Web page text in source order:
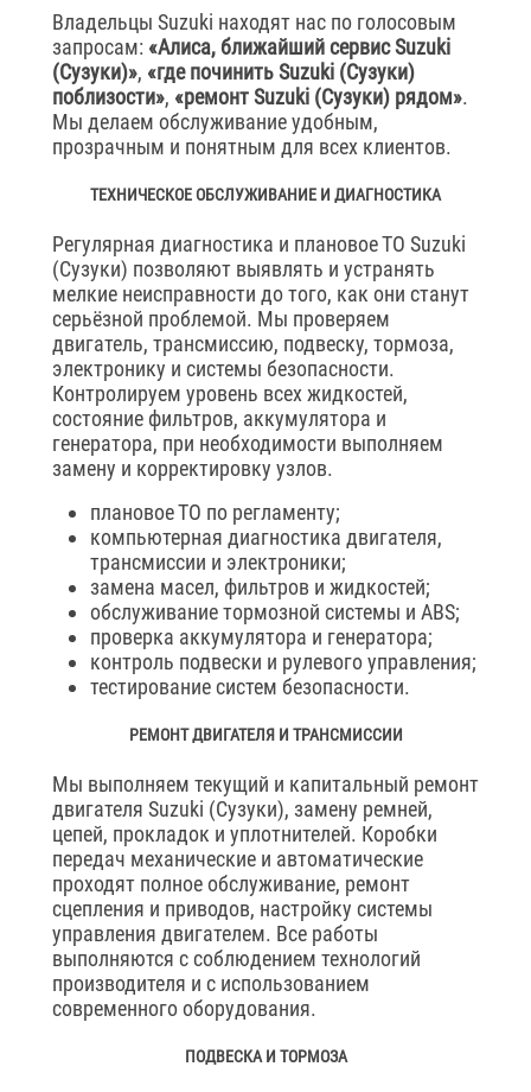
Владельцы Suzuki находят нас по голосовым
запросам: «Алиса, ближайший сервис Suzuki
(Сузуки)», «где починить Suzuki (Сузуки)
поблизости», «ремонт Suzuki (Сузуки) рядом».
Мы делаем обслуживание удобным,
прозрачным и понятным для всех клиентов.
ТЕХНИЧЕСКОЕ ОБСЛУЖИВАНИЕ И ДИАГНОСТИКА
Регулярная диагностика и плановое ТО Suzuki
(Сузуки) позволяют выявлять и устранять
мелкие неисправности до того, как они станут
серьёзной проблемой. Мы проверяем
двигатель, трансмиссию, подвеску, тормоза,
электронику и системы безопасности.
Контролируем уровень всех жидкостей,
состояние фильтров, аккумулятора и
генератора, при необходимости выполняем
замену и корректировку узлов.
плановое ТО по регламенту;
компьютерная диагностика двигателя,
трансмиссии и электроники;
замена масел, фильтров и жидкостей;
обслуживание тормозной системы и ABS;
проверка аккумулятора и генератора;
контроль подвески и рулевого управления;
тестирование систем безопасности.
РЕМОНТ ДВИГАТЕЛЯ И ТРАНСМИССИИ
Мы выполняем текущий и капитальный ремонт
двигателя Suzuki (Сузуки), замену ремней,
цепей, прокладок и уплотнителей. Коробки
передач механические и автоматические
проходят полное обслуживание, ремонт
сцепления и приводов, настройку системы
управления двигателем. Все работы
выполняются с соблюдением технологий
производителя и с использованием
современного оборудования.
ПОДВЕСКА И ТОРМОЗА